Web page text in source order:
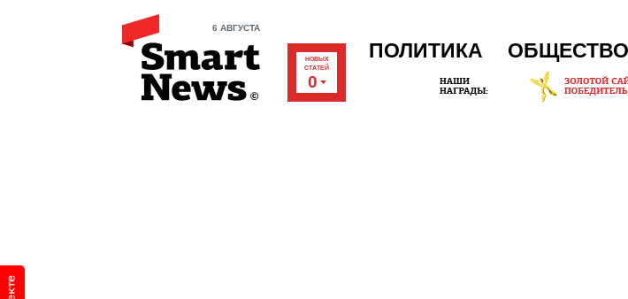
6 АВГУСТА
НОВЫХ
СТАТЕЙ
0
ПОЛИТИКА ОБЩЕСТВО